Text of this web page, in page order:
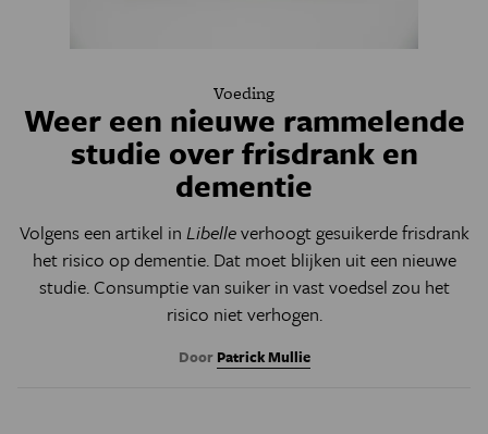
Voeding
Weer een nieuwe rammelende
studie over frisdrank en
dementie
Volgens een artikel in Libelleverhoogt gesuikerde frisdrank
het risico op dementie. Dat moet blijken uit een nieuwe
studie. Consumptie van suiker in vast voedsel zou het
risico niet verhogen.
Door Patrick Mullie